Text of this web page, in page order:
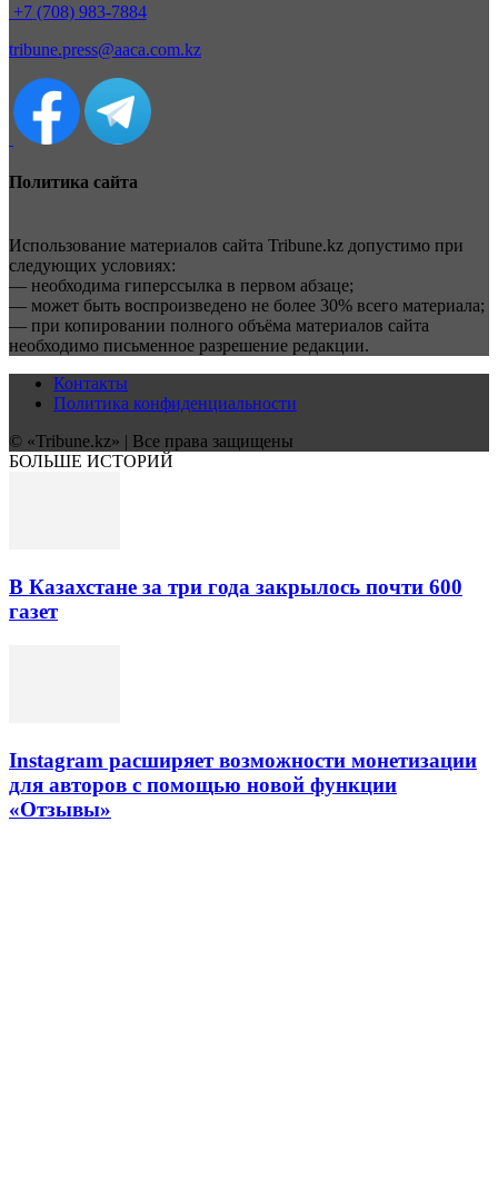
+7 (708) 983-7884
tribune.press@aaca.com.kz
Политика сайта
Использование материалов сайта Tribune.kz допустимо при
следующих условиях:
— необходима гиперссылка в первом абзаце;
— может быть воспроизведено не более 30% всего материала;
— при копировании полного объёма материалов сайта
необходимо письменное разрешение редакции.
Контакты
Политика конфиденциальности
© «Tribune.kz» | Все права защищены
БОЛЬШЕ ИСТОРИЙ
В Казахстане за три года закрылось почти 600
газет
Instagram расширяет возможности монетизации
для авторов с помощью новой функции
«Отзывы»